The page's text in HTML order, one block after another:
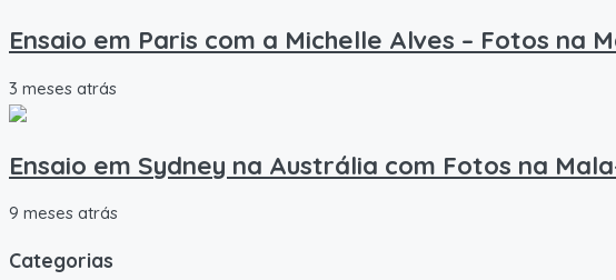
Ensaio em Paris com a Michelle Alves – Fotos na
3 meses atrás
Ensaio em Sydney na Austrália com Fotos na
9 meses atrás
Categorias